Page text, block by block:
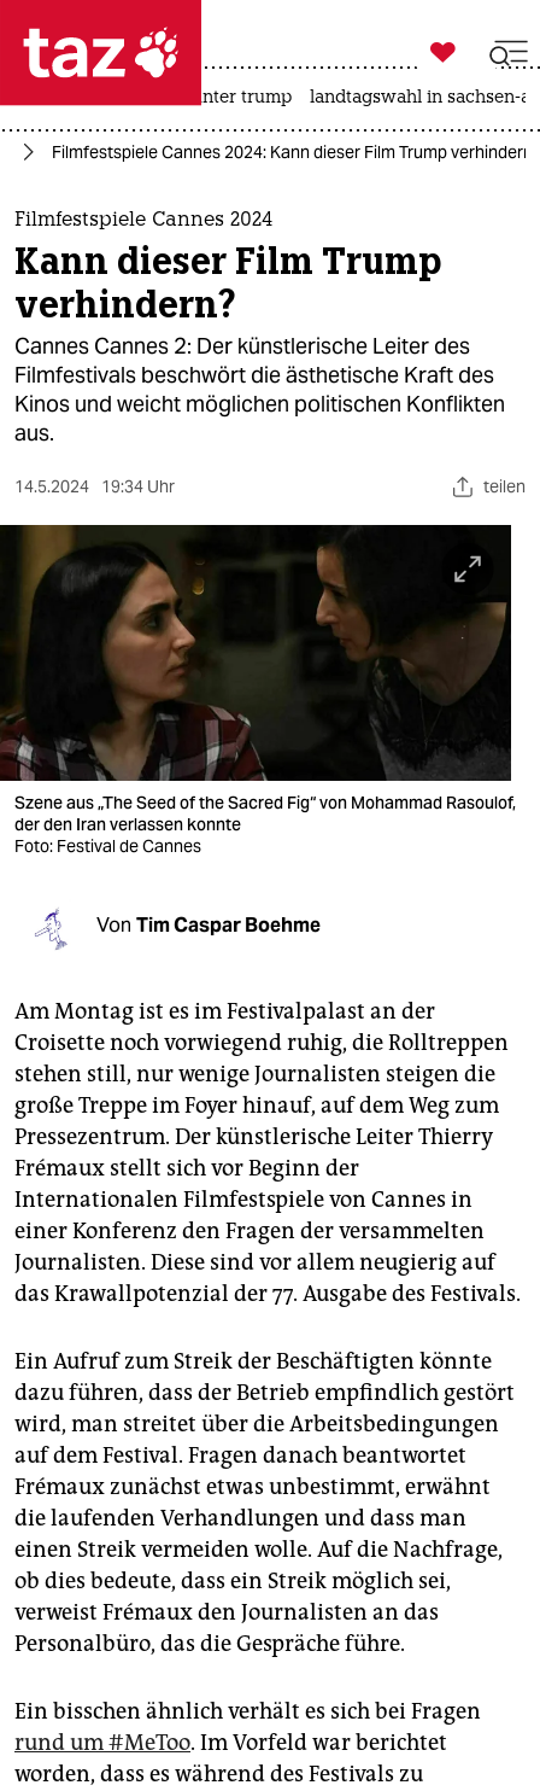
 taz zahl ich
taz zahl ich
themen
politik
öko
gesellschaft
kultur
sport
berlin
nord
wahrheit
verlag
verlag
veranstaltungen
shop
unterstützen
genossenschaft
epaper login

taz zahl ich
usa unter trump landtagswahl in sachsen-
Filmfestspiele Cannes 2024: Kann dieser Film Trump verhindern?
Filmfestspiele Cannes 2024
Kann dieser Film Trump
verhindern?
Cannes Cannes 2: Der künstlerische Leiter des
Filmfestivals beschwört die ästhetische Kraft des
Kinos und weicht möglichen politischen Konflikten
aus.
14.5.2024 19:34 Uhr teilen
Szene aus „The Seed of the Sacred Fig“ von Mohammad Rasoulof,
der den Iran verlassen konnte
Foto: Festival de Cannes
Von Tim Caspar Boehme
Am Montag ist es im Festivalpalast an der
Croisette noch vorwiegend ruhig, die Rolltreppen
stehen still, nur wenige Journalisten steigen die
große Treppe im Foyer hinauf, auf dem Weg zum
Pressezentrum. Der künstlerische Leiter Thierry
Frémaux stellt sich vor Beginn der
Internationalen Filmfestspiele von Cannes in
einer Konferenz den Fragen der versammelten
Journalisten. Diese sind vor allem neugierig auf
das Krawallpotenzial der 77. Ausgabe des Festivals.
Ein Aufruf zum Streik der Beschäftigten könnte
dazu führen, dass der Betrieb empfindlich gestört
wird, man streitet über die Arbeitsbedingungen
auf dem Festival. Fragen danach beantwortet
Frémaux zunächst etwas unbestimmt, erwähnt
die laufenden Verhandlungen und dass man
einen Streik vermeiden wolle. Auf die Nachfrage,
ob dies bedeute, dass ein Streik möglich sei,
verweist Frémaux den Journalisten an das
Personalbüro, das die Gespräche führe.
Ein bisschen ähnlich verhält es sich bei Fragen
rund um #MeToo. Im Vorfeld war berichtet
worden, dass es während des Festivals zu